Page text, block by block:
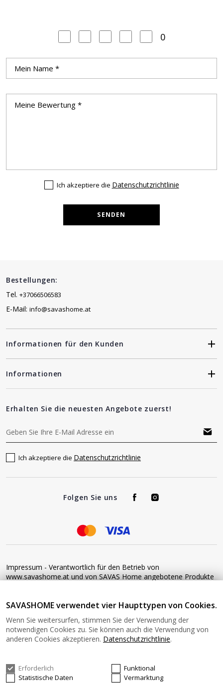
0
Ich akzeptiere die Datenschutzrichtlinie
SENDEN
Bestellungen:
Tel. +37066506583
E-Mail: info@savashome.at
Informationen für den Kunden
Informationen
Erhalten Sie die neuesten Angebote zuerst!
Ich akzeptiere die Datenschutzrichtlinie
Folgen Sie uns
Impressum - Verantwortlich für den Betrieb von
www.savashome.at und von SAVAS Home angebotene Produkte
senden Sie keine Waren ohne vorherige Bestätigung an diese
diesem Link: https://www.savashome.at/rueckgabebedingungen-
fuer-waren Gerne können Sie sich mit uns in Verbindung setzen:
Montag − Freitag: 08:00−16:00 Uhr E-Mail: Info@savashome.at
© 2026 SAVASHOME Alle Rechte vorbehalten.
SAVASHOME verwendet vier Haupttypen von Cookies.
Wenn Sie weitersurfen, stimmen Sie der Verwendung der
notwendigen Cookies zu. Sie können auch die Verwendung von
anderen Cookies akzeptieren. Datenschutzrichtlinie.
Erforderlich
Funktional
Statistische Daten
Vermarktung